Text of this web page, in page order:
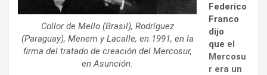
Collor de Mello (Brasil), Rodríguez
(Paraguay), Menem y Lacalle, en 1991, en la
firma del tratado de creación del Mercosur,
en Asunción.
Federico
Franco
dijo
que el
Mercosu
r era un